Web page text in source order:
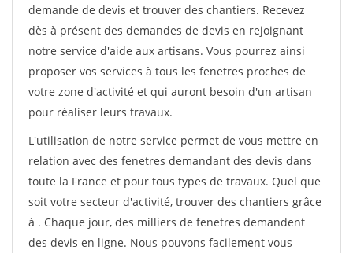
demande de devis et trouver des chantiers. Recevez
dès à présent des demandes de devis en rejoignant
notre service d'aide aux artisans. Vous pourrez ainsi
proposer vos services à tous les fenetres proches de
votre zone d'activité et qui auront besoin d'un artisan
pour réaliser leurs travaux.
L'utilisation de notre service permet de vous mettre en
relation avec des fenetres demandant des devis dans
toute la France et pour tous types de travaux. Quel que
soit votre secteur d'activité, trouver des chantiers grâce
à . Chaque jour, des milliers de fenetres demandent
des devis en ligne. Nous pouvons facilement vous